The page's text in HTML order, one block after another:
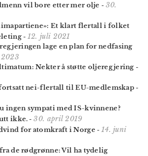
vil bore etter mer olje - 30.
Et klart flertall i folket
- 12. juli 2021
lage en plan for nedfasing
2023
Nekter å støtte oljeregjering -
nei-flertall til EU-medlemskap -
ingen sympati med IS-kvinnene?
ikke. -30. april 2019
for atomkraft i Norge - 14. juni
de rødgrønne: Vil ha tydelig